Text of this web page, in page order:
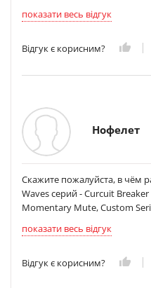
показати весь відгук
Відгук є корисним?
Нофелет
Скажите пожалуйста, в чём
Waves серий - Curcuit
Momentary Mute, Custom
показати весь відгук
Відгук є корисним?